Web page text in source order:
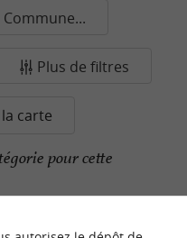
Commune...
Plus de filtres
carte
pour cette